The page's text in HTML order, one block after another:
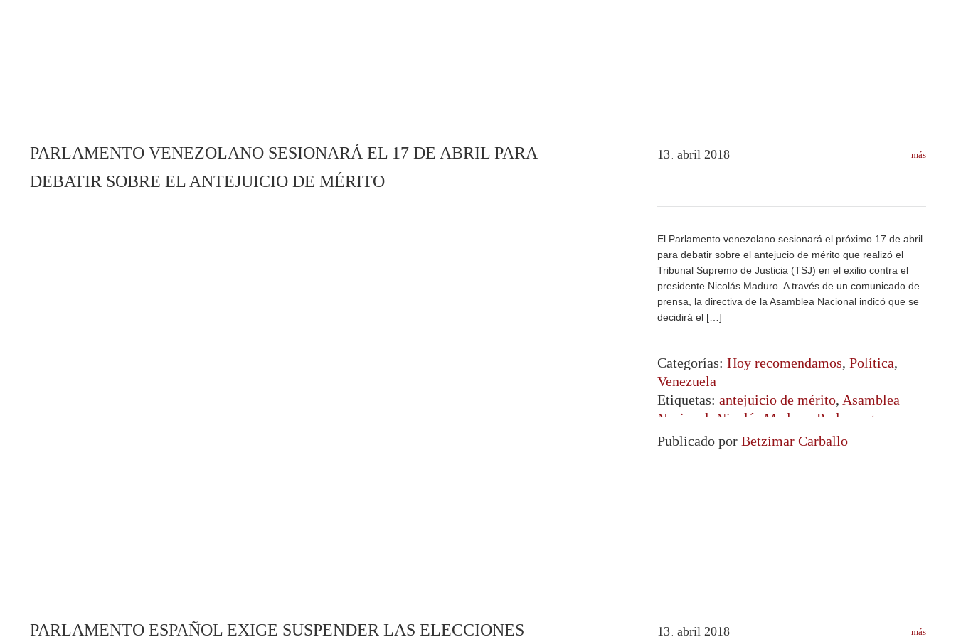
PARLAMENTO VENEZOLANO SESIONARÁ EL 17 DE ABRIL PARA
DEBATIR SOBRE EL ANTEJUICIO DE MÉRITO
13 abril 2018
El Parlamento venezolano sesionará el próximo 17 de abril
para debatir sobre el antejucio de mérito que realizó el
Tribunal Supremo de Justicia (TSJ) en el exilio contra el
presidente Nicolás Maduro. A través de un comunicado de
prensa, la directiva de la Asamblea Nacional indicó que se
decidirá el […]
más
Categorías: Hoy recomendamos, Política,
Venezuela
Etiquetas: antejuicio de mérito, Asamblea
Nacional Nicolás Maduro Parlamento
venezolano,sesión
Publicado por Betzimar Carballo
PARLAMENTO ESPAÑOL EXIGE SUSPENDER LAS ELECCIONES 13 abril 2018 más